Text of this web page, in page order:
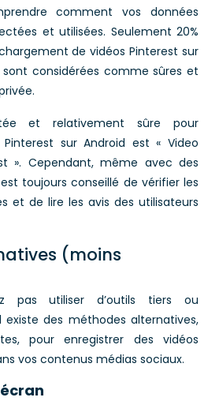
comment vos données
et utilisées. Seulement 20%
de vidéos Pinterest sur
sont considérées comme sûres et
et relativement sûre pour
sur Android est « Video
». Cependant, même avec des
toujours conseillé de vérifier les
et de lire les avis des utilisateurs
(moins
pas utiliser d’outils tiers ou
existe des méthodes alternatives,
pour enregistrer des vidéos
vos contenus médias sociaux.